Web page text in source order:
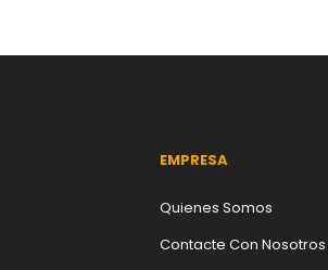
EMPRESA
Quienes Somos
Contacte Con Nosotros